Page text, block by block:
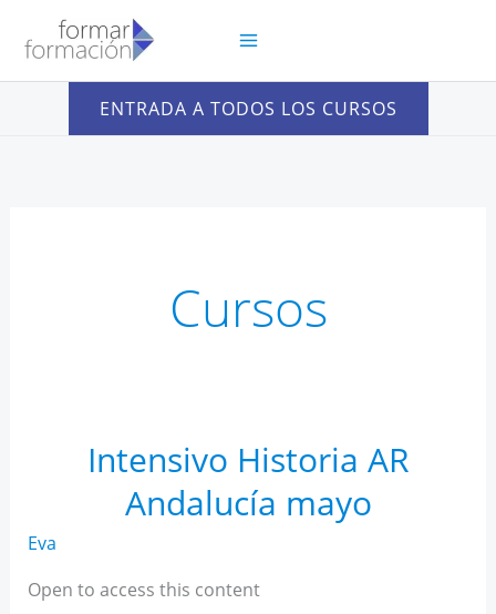
contenido
ENTRADA A TODOS LOS CURSOS
Cursos
Intensivo Historia AR
Andalucía mayo
Eva
Open to access this content